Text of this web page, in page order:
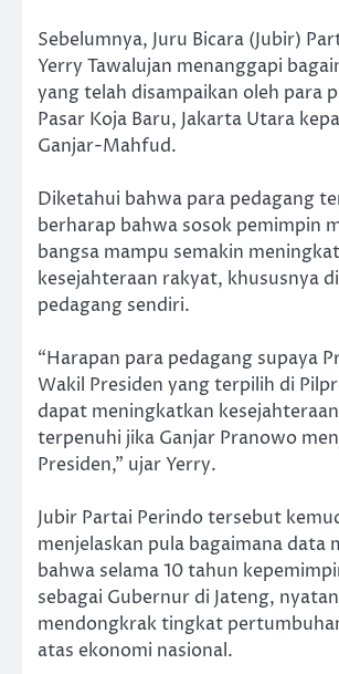
Sebelumnya, Juru Bicara (Jubir)
Yerry Tawalujan menanggapi
yang telah disampaikan oleh para
Pasar Koja Baru, Jakarta Utara
Ganjar-Mahfud.
Diketahui bahwa para pedagang
berharap bahwa sosok pemimpin
bangsa mampu semakin
kesejahteraan rakyat, khususnya
pedagang sendiri.
“Harapan para pedagang supaya
Wakil Presiden yang terpilih di
dapat meningkatkan
terpenuhi jika Ganjar Pranowo
Presiden,” ujar Yerry.
Jubir Partai Perindo tersebut
menjelaskan pula bagaimana data
bahwa selama 10 tahun
sebagai Gubernur di Jateng,
mendongkrak tingkat
atas ekonomi nasional.